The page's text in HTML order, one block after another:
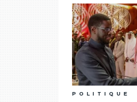
POLITIQUE